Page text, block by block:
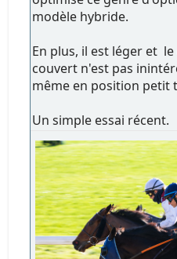
modèle hybride.
En plus, il est léger et
couvert n'est pas
même en position petit
Un simple essai récent.